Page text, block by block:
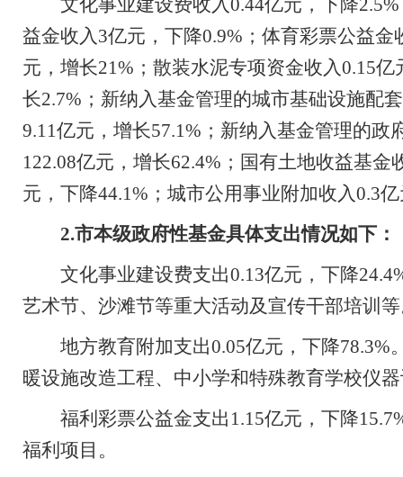
益金收入 3亿元，下降0.9% ；体育彩票公益金
元，增长21% ；散装水泥专项资金收入0.15亿
长2.7% ；新纳入基金管理的城市基础设施配
9.11亿元，增长57.1% ；新纳入基金管理的政
122.08亿元，增长62.4% ；国有土地收益基金
元，下降44.1% ；城市公用事业附加收入0.3
2.市本级政府性基金具体支出情况如下：
文化事业建设费支出0.13亿元，下降
艺术节、沙滩节等重大活动及宣传干部培训
地方教育附加支出0.05亿元，下降78.3%
暖设施改造工程、中小学和特殊教育学校仪
福利彩票公益金支出 1.15亿元，下降
福利项目。